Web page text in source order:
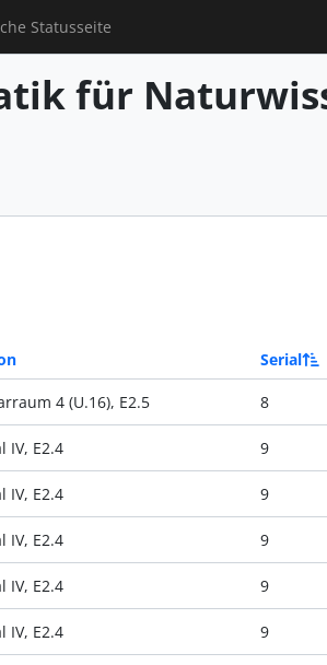
Statusseite
für
Serial
4 (U.16), E2.5 8
IV, E2.4 9
IV, E2.4 9
IV, E2.4 9
IV, E2.4 9
IV, E2.4 9